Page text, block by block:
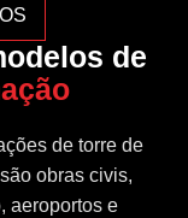
de
de torre de
obras civis,
aeroportos e